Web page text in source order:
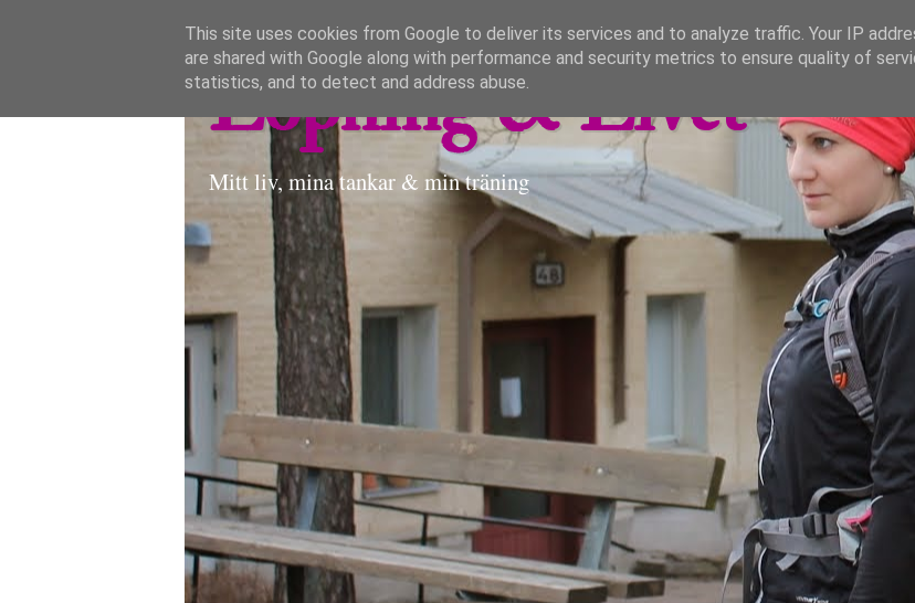
Löpning & Livet
Mitt liv, mina tankar & min träning
This site uses cookies from Google to deliver its services and to analyze traffic. Your IP
are shared with Google along with performance and security metrics to ensure quality of
statistics, and to detect and address abuse.